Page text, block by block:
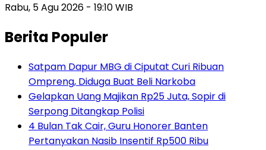
Rabu, 5 Agu 2026 - 19:10 WIB
Berita Populer
Satpam Dapur MBG di Ciputat Curi Ribuan
Ompreng, Diduga Buat Beli Narkoba
Gelapkan Uang Majikan Rp25 Juta, Sopir di
Serpong Ditangkap Polisi
4 Bulan Tak Cair, Guru Honorer Banten
Pertanyakan Nasib Insentif Rp500 Ribu